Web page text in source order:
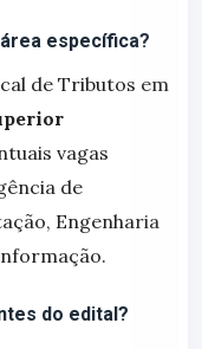
específica?
de Tributos em
vagas
de
Engenharia
do edital?